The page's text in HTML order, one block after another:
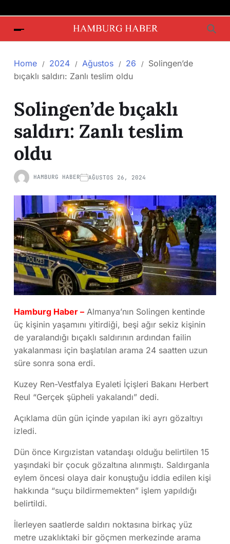
Home 2024 Ağustos 26
Solingen’de
bıçaklı saldırı: Zanlı teslim oldu
Solingen’de bıçaklı
saldırı: Zanlı teslim
oldu
HAMBURG HABER AĞUSTOS 26, 2024
Hamburg Haber – Almanya’nın Solingen kentinde
üç kişinin yaşamını yitirdiği, beşi ağır sekiz kişinin
de yaralandığı bıçaklı saldırının ardından failin
yakalanması için başlatılan arama 24 saatten uzun
süre sonra sona erdi.
Kuzey Ren-Vestfalya Eyaleti İçişleri Bakanı Herbert
Reul “Gerçek şüpheli yakalandı” dedi.
Açıklama dün gün içinde yapılan iki ayrı gözaltıyı
izledi.
Dün önce Kırgızistan vatandaşı olduğu belirtilen 15
yaşındaki bir çocuk gözaltına alınmıştı. Saldırganla
eylem öncesi olaya dair konuştuğu iddia edilen kişi
hakkında “suçu bildirmemekten” işlem yapıldığı
belirtildi.
İlerleyen saatlerde saldırı noktasına birkaç yüz
metre uzaklıktaki bir göçmen merkezinde arama